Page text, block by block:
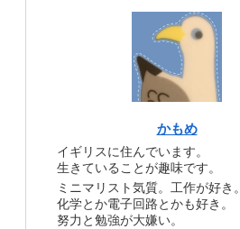
かもめ
イギリスに住んでいます。
生きていることが趣味です。
ミニマリスト気質。工作が好き。
化学とか電子回路とかも好き。
努力と勉強が大嫌い。